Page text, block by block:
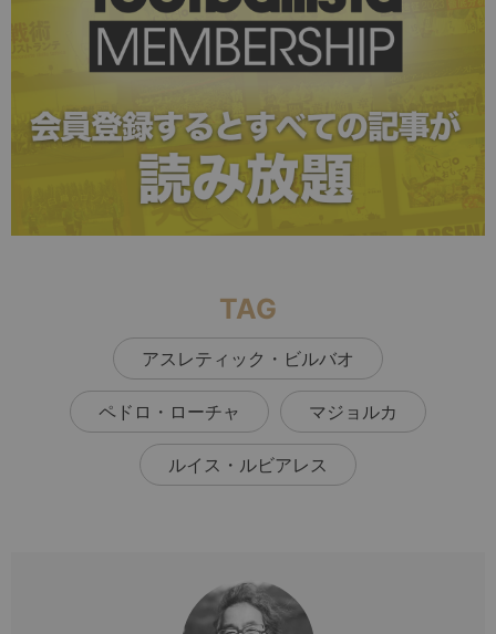
TAG
アスレティック・ビルバオ
ペドロ・ローチャ マジョルカ
ルイス・ルビアレス